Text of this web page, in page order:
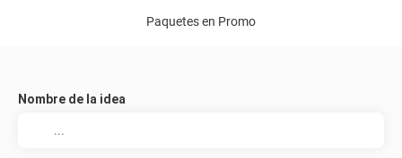
Paquetes en Promo
Nombre de la idea